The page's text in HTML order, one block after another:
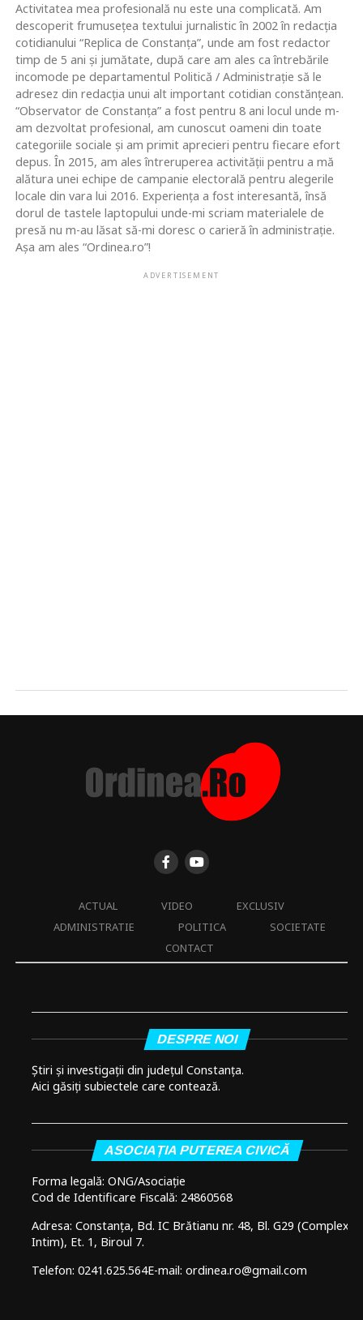
Activitatea mea profesională nu este una complicată. Am
descoperit frumusețea textului jurnalistic în 2002 în redacția
cotidianului “Replica de Constanța”, unde am fost redactor
timp de 5 ani și jumătate, după care am ales ca întrebările
incomode pe departamentul Politică / Administrație să le
adresez din redacția unui alt important cotidian constănțean.
“Observator de Constanța” a fost pentru 8 ani locul unde m-
am dezvoltat profesional, am cunoscut oameni din toate
categoriile sociale și am primit aprecieri pentru fiecare efort
depus. În 2015, am ales întreruperea activității pentru a mă
alătura unei echipe de campanie electorală pentru alegerile
locale din vara lui 2016. Experiența a fost interesantă, însă
dorul de tastele laptopului unde-mi scriam materialele de
presă nu m-au lăsat să-mi doresc o carieră în administrație.
Așa am ales “Ordinea.ro”!
ADVERTISEMENT
ACTUAL VIDEO
EXCLUSIV
ADMINISTRATIE
POLITICA
SOCIETATE
CONTACT
DESPRE NOI
Știri și investigații din județul Constanța.
Aici găsiți subiectele care contează.
ASOCIAȚIA PUTEREA CIVICĂ
Forma legală: ONG/Asociație
Cod de Identificare Fiscală: 24860568
Adresa: Constanța, Bd. IC Brătianu nr. 48, Bl. G29 (Complex
Intim), Et. 1, Biroul 7.
Telefon: 0241.625.564E-mail: ordinea.ro@gmail.com